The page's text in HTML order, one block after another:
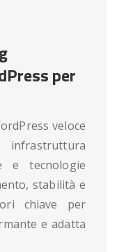
per
veloce
e tecnologie
stabilità e
chiave per
e adatta